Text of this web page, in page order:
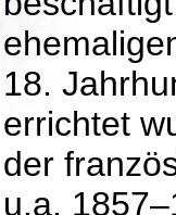
18.
errichtet
der
u.a.